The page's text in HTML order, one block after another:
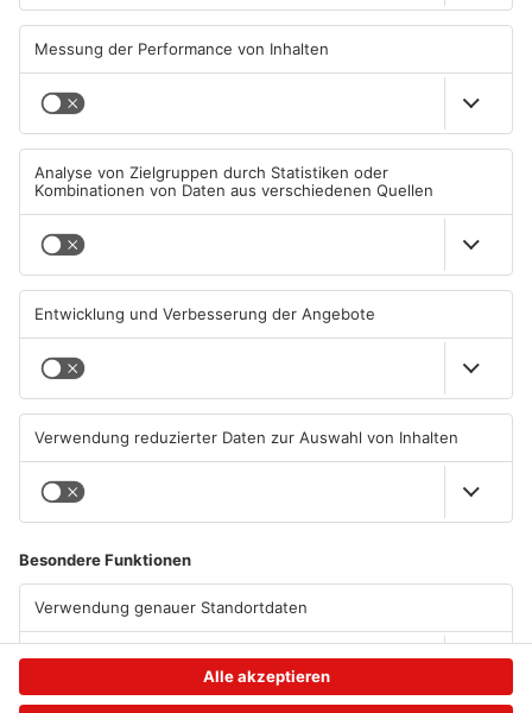
Wenigumstadt feiert das
Stöffche
01.08.2026, 21:17 UHR IN KREIS
ASCHAFFENBURG
Wegen Trockenheit: Neue
Friedhöfen
31.07.2026, 11:46 UHR IN KREIS